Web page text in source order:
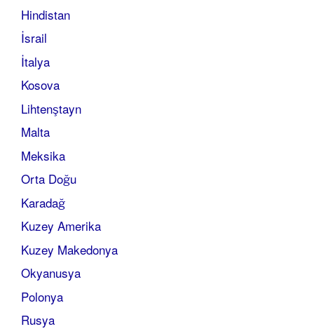
Hindistan
İsrail
İtalya
Kosova
Lihtenştayn
Malta
Meksika
Orta Doğu
Karadağ
Kuzey Amerika
Kuzey Makedonya
Okyanusya
Polonya
Rusya